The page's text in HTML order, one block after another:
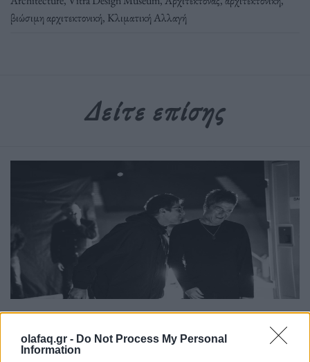
olafaq.gr - Do Not Process My Personal
Information
βιώσιμη αρχιτεκτονική, Κλιματική Αλλαγή
Δείτε επίσης
Το Disney δίνει teaser για το documentary